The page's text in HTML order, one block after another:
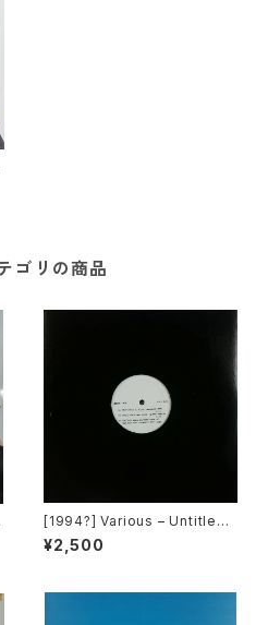
ゴリの商品
[1994?] Various – Untitled
(Nas – Lifes A Bitch) [Not
On Label][PROMO]
¥2,500